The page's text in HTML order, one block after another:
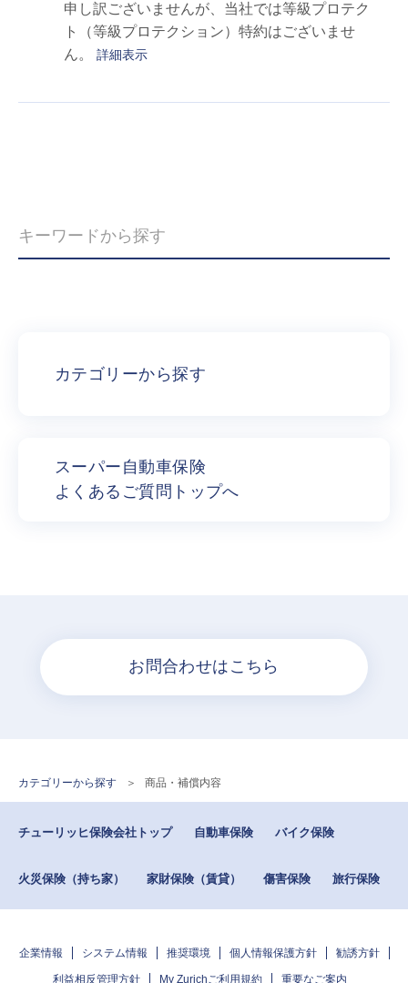
申し訳ございませんが、当社では等級プロテク
ト（等級プロテクション）特約はございませ
ん。 詳細表示
カテゴリーから探す
スーパー自動車保険
よくあるご質問トップへ
お問合わせはこちら
カテゴリーから探す > 商品・補償内容
チューリッヒ保険会社トップ 自動車保険 バイク保険
火災保険（持ち家） 家財保険（賃貸） 傷害保険 旅行保険
企業情報 システム情報 推奨環境 個人情報保護方針 勧誘方針
利益相反管理方針 My Zurichご利用規約 重要なご案内